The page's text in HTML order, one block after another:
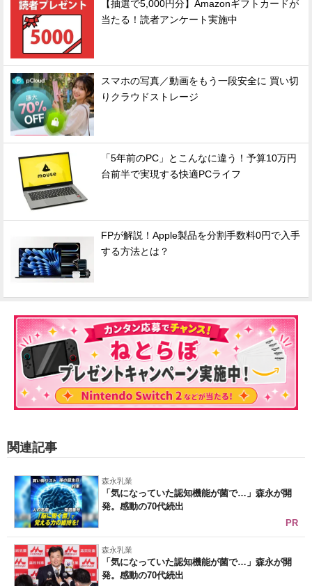
【抽選で5,000円分】Amazonギフトカードが
当たる！読者アンケート実施中
スマホの写真／動画をもう一段安全に 買い切
りクラウドストレージ
「5年前のPC」とこんなに違う！予算10万円
台前半で実現する快適PCライフ
FPが解説！Apple製品を分割手数料0円で入手
する方法とは？
関連記事
森永乳業
「気になっていた認知機能が菌で…」森永が開
発。感動の70代続出
PR
森永乳業
「気になっていた認知機能が菌で…」森永が開
発。感動の70代続出